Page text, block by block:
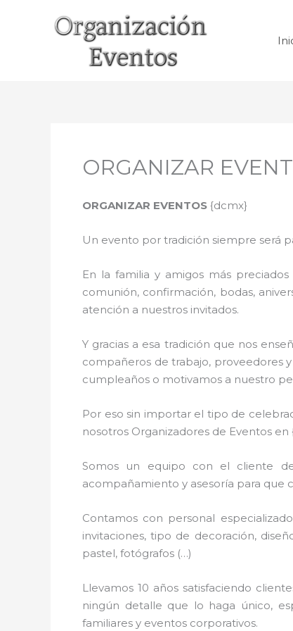
ORGANIZAR
ORGANIZAR EVENTOS {dcmx}
Un evento por tradición siempre será
En la familia y amigos más
comunión, confirmación, bodas,
atención a nuestros invitados.
Y gracias a esa tradición que nos
compañeros de trabajo, proveedores
cumpleaños o motivamos a nuestro
Por eso sin importar el tipo de
nosotros Organizadores de Eventos en
Somos un equipo con el cliente
acompañamiento y asesoría para que
Contamos con personal
invitaciones, tipo de decoración,
pastel, fotógrafos (…)
Llevamos 10 años satisfaciendo
ningún detalle que lo haga único,
familiares y eventos corporativos.